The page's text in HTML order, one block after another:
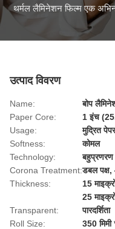
थर्मल लैमिनेशन फिल्म एक
उत्पाद विवरण
Name:
बोप
Paper Core:
1 इंच
Usage:
मुद्रित
Softness:
कोमल
Technology:
बहुप्रणरण
Corona Treatment:डबल
Thickness:
15
25
Transparent:
पारदर्शिता
Roll Size:
350